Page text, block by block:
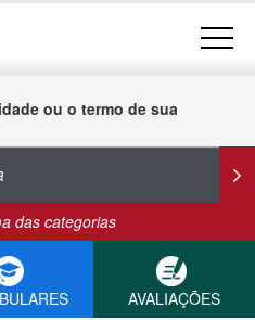
ou o termo de sua
das categorias
AVALIAÇÕES